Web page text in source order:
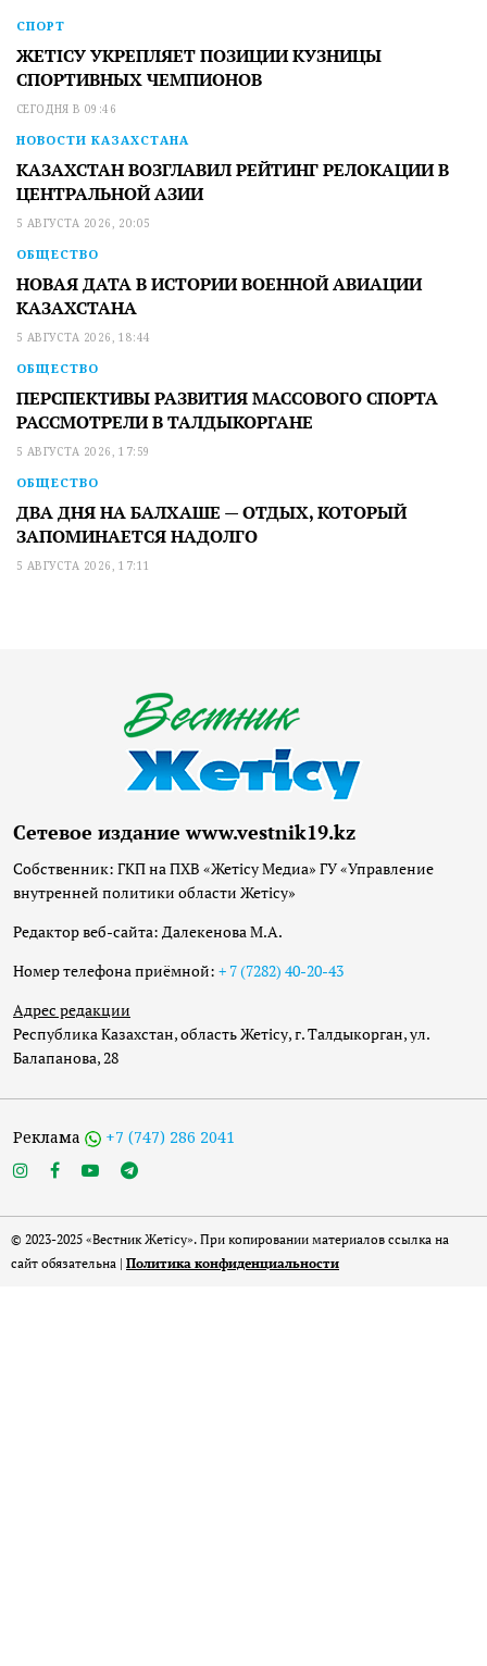
СПОРТ
ЖЕТІСУ УКРЕПЛЯЕТ ПОЗИЦИИ КУЗНИЦЫ
СПОРТИВНЫХ ЧЕМПИОНОВ
СЕГОДНЯ В 09:46
НОВОСТИ КАЗАХСТАНА
КАЗАХСТАН ВОЗГЛАВИЛ РЕЙТИНГ РЕЛОКАЦИИ В
ЦЕНТРАЛЬНОЙ АЗИИ
5 АВГУСТА 2026, 20:05
ОБЩЕСТВО
НОВАЯ ДАТА В ИСТОРИИ ВОЕННОЙ АВИАЦИИ
КАЗАХСТАНА
5 АВГУСТА 2026, 18:44
ОБЩЕСТВО
ПЕРСПЕКТИВЫ РАЗВИТИЯ МАССОВОГО СПОРТА
РАССМОТРЕЛИ В ТАЛДЫКОРГАНЕ
5 АВГУСТА 2026, 17:59
ОБЩЕСТВО
ДВА ДНЯ НА БАЛХАШЕ — ОТДЫХ, КОТОРЫЙ
ЗАПОМИНАЕТСЯ НАДОЛГО
5 АВГУСТА 2026, 17:11
Сетевое издание www.vestnik19.kz
Собственник: ГКП на ПХВ «Жетісу Медиа» ГУ «Управление
внутренней политики области Жетісу»
Редактор веб-сайта: Далекенова М.А.
Номер телефона приёмной: + 7 (7282) 40-20-43
Адрес редакции
Республика Казахстан, область Жетісу, г. Талдыкорган, ул.
Балапанова, 28
Реклама +7 (747) 286 2041
© 2023-2025 «Вестник Жетісу». При копировании материалов ссылка на
сайт обязательна | Политика конфиденциальности